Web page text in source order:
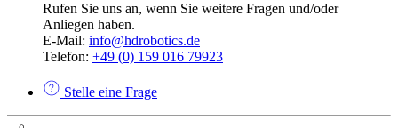
Rufen Sie uns an, wenn Sie weitere Fragen und/oder
Anliegen haben.
E-Mail: info@hdrobotics.de
Telefon: +49 (0) 159 016 79923
Stelle eine Frage